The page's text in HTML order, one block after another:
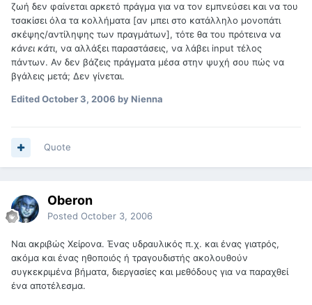
ζωή δεν φαίνεται αρκετό πράγμα για να τον εμπνεύσει και να του
τσακίσει όλα τα κολλήματα [αν μπει στο κατάλληλο μονοπάτι
σκέψης/αντίληψης των πραγμάτων], τότε θα του πρότεινα να
κάνει κάτι, να αλλάξει παραστάσεις, να λάβει input τέλος
πάντων. Αν δεν βάζεις πράγματα μέσα στην ψυχή σου πώς να
βγάλεις μετά; Δεν γίνεται.
EditedOctober 3, 2006 by Nienna
Quote
Oberon
Posted October 3, 2006
Ναι ακριβώς Χείρονα. Ένας υδραυλικός π.χ. και ένας γιατρός,
ακόμα και ένας ηθοποιός ή τραγουδιστής ακολουθούν
συγκεκριμένα βήματα, διεργασίες και μεθόδους για να παραχθεί
ένα αποτέλεσμα.